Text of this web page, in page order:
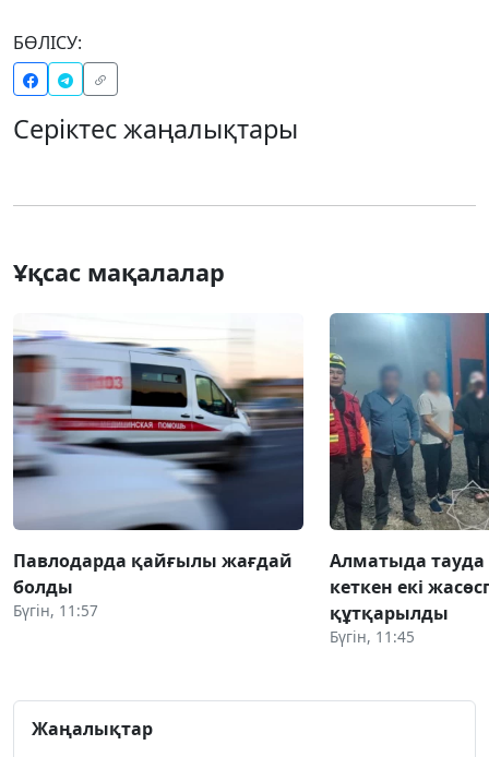
БӨЛІСУ:
Серіктес жаңалықтары
Ұқсас мақалалар
Павлодарда қайғылы жағдай
болды
Бүгін, 11:57
Алматыда
кеткен екі
құтқарылды
Бүгін, 11:45
Жаңалықтар